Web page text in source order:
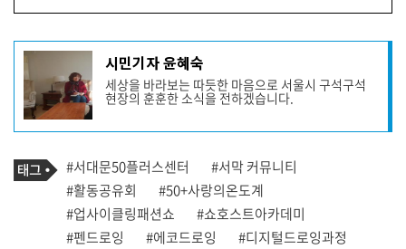
기
사
작
성
자
프
필
시민기자 윤혜숙
세상을 바라보는 따듯한 마음으로 서울시 구석구석
현장의 훈훈한 소식을 전하겠습니다.
기
사
관
련
태
그
태
그
#서대문50플러스센터
#서막 커뮤니티
#활동공유회
#50+사랑의온도계
#업사이클링패션쇼
#쇼호스트아카데미
#펜드로잉
#에코드로잉
#디지털드로잉과정